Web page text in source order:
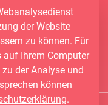
der Website
zu können. Für
auf Ihrem Computer
der Analyse und
können
.